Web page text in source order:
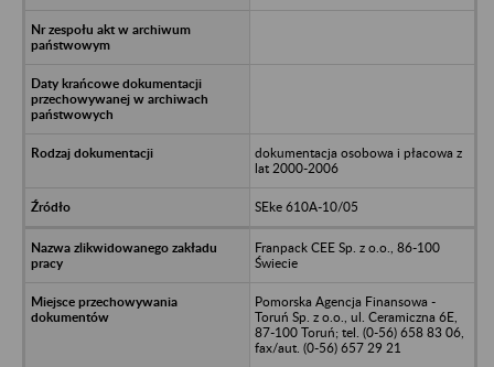
dokumentacja osobowa i płacowa z
lat 2000-2006
SEke 610A-10/05
Franpack CEE Sp. z o.o., 86-100
Świecie
Pomorska Agencja Finansowa -
Toruń Sp. z o.o., ul. Ceramiczna 6E,
87-100 Toruń; tel. (0-56) 658 83 06,
fax/aut. (0-56) 657 29 21